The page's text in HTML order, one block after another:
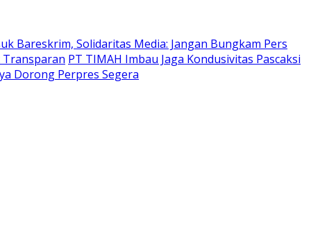
Bareskrim, Solidaritas Media: Jangan Bungkam Pers
Transparan PT TIMAH Imbau Jaga Kondusivitas Pascaksi
Dorong Perpres Segera